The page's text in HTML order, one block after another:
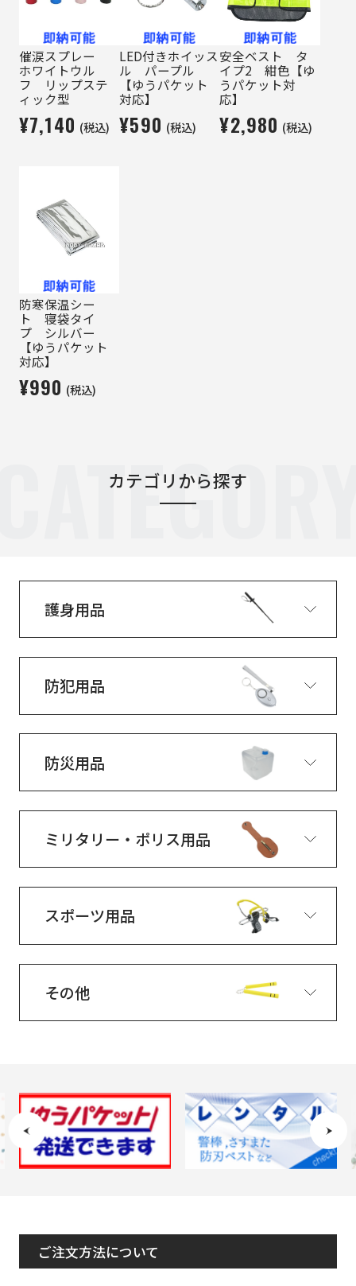
催涙スプレー
ホワイトウル
フ リップステ
ィック型
¥7,140 (税込)
LED付きホイッス
ル パープル
【ゆうパケット
対応】
¥590 (税込)
安全ベスト タ
イプ2 紺色【ゆ
うパケット対
応】
¥2,980 (税込)
防寒保温シー
ト 寝袋タイ
プ シルバー
【ゆうパケット
対応】
¥990 (税込)
カテゴリから探す
護身用品
防犯用品
防災用品
ミリタリー・ポリス用品
スポーツ用品
その他
ご注文方法について